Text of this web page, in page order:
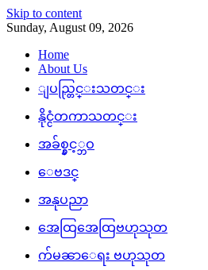
Skip to content
Sunday, August 09, 2026
Home
About Us
ျပည္တြင္းသတင္း
နိုင္ငံတကာသတင္း
အခ်စ္နွင့္ဘဝ
ေဗဒင္
အနုပညာ
အေထြအေထြဗဟုသုတ
က်မၼာေရး ဗဟုသုတ